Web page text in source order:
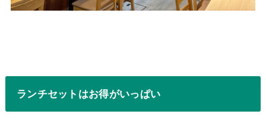
ランチセットはお得がいっぱい